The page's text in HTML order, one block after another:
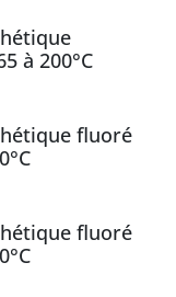
à 200°C
fluoré
fluoré